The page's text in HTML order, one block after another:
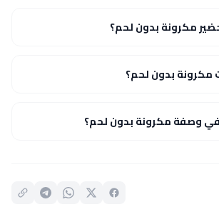
مكرونة بدون لحم؟
بدون لحم؟
وصفة مكرونة بدون لحم؟